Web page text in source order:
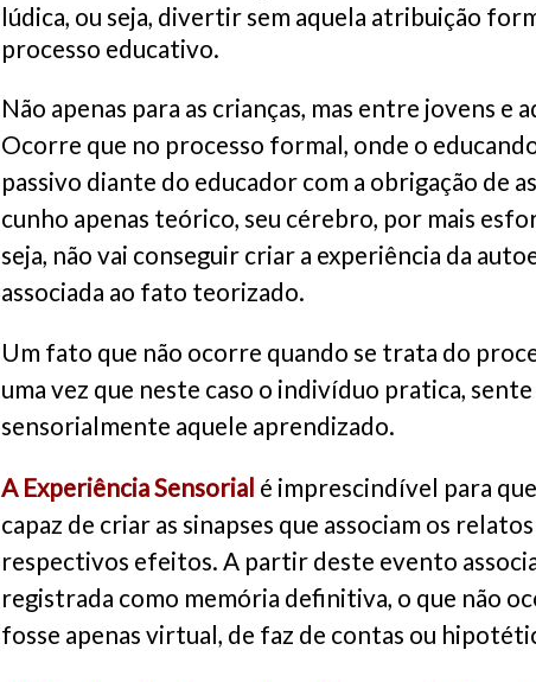
lúdica, ou seja, divertir sem aquela atribuição
processo educativo.
Não apenas para as crianças, mas entre jovens e
Ocorre que no processo formal, onde o
passivo diante do educador com a obrigação de
cunho apenas teórico, seu cérebro, por mais
seja, não vai conseguir criar a experiência da
associada ao fato teorizado.
Um fato que não ocorre quando se trata do
uma vez que neste caso o indivíduo pratica, sente
sensorialmente aquele aprendizado.
A Experiência Sensorial é imprescindível para
capaz de criar as sinapses que associam os
respectivos efeitos. A partir deste evento
registrada como memória definitiva, o que não
fosse apenas virtual, de faz de contas ou